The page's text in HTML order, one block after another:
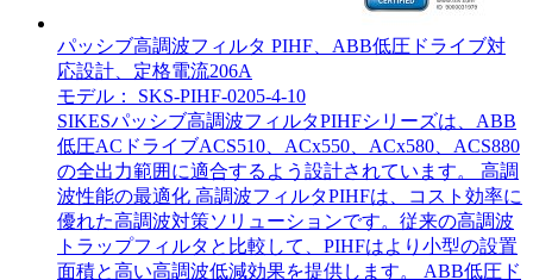
パッシブ高調波フィルタ PIHF、ABB低圧ドライブ対
応設計、定格電流206A
モデル： SKS-PIHF-0205-4-10
SIKESパッシブ高調波フィルタPIHFシリーズは、ABB
低圧ACドライブACS510、ACx550、ACx580、ACS880
の全出力範囲に適合するよう設計されています。 高調
波性能の最適化 高調波フィルタPIHFは、コスト効率に
優れた高調波対策ソリューションです。従来の高調波
トラップフィルタと比較して、PIHFはより小型の設置
面積と高い高調波低減効果を提供します。 ABB低圧ド